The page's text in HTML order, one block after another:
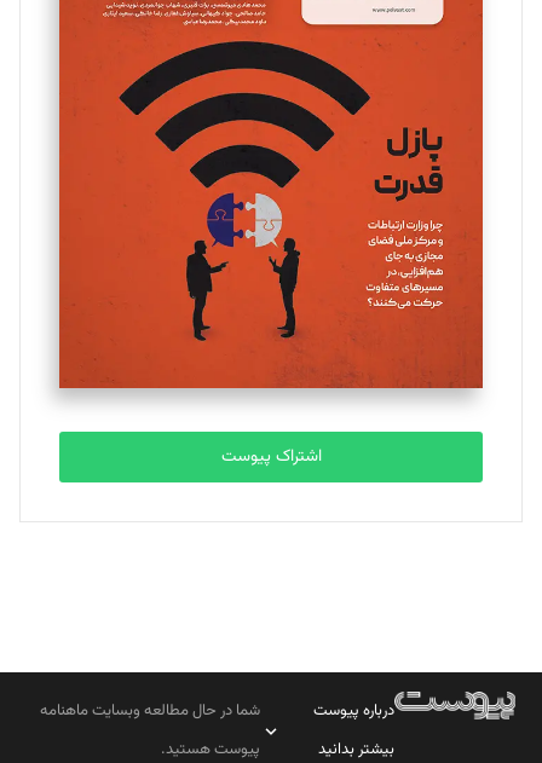
اشتراک پیوست
درباره پیوست
بیشتر بدانید
شما در حال مطالعه وبسایت ماهنامه
پیوست هستید.